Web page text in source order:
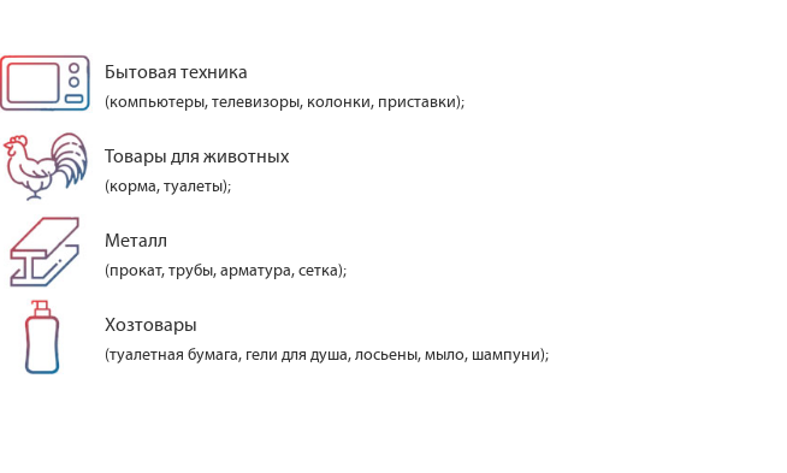
Бытовая техника
(компьютеры, телевизоры, колонки, приставки);
Товары для животных
(корма, туалеты);
Металл
(прокат, трубы, арматура, сетка);
Хозтовары
(туалетная бумага, гели для душа, лосьены, мыло, шампуни);